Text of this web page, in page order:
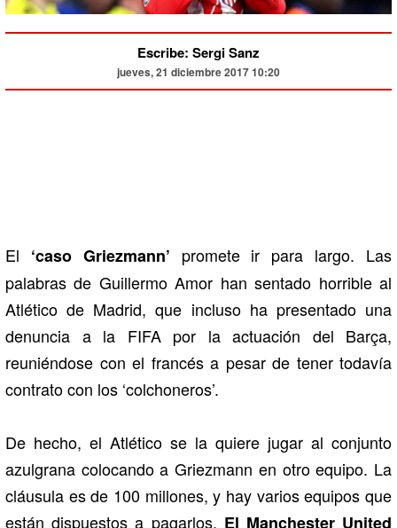
Escribe: Sergi Sanz
jueves, 21 diciembre 2017 10:20
El ‘caso Griezmann’ promete ir para largo. Las
palabras de Guillermo Amor han sentado horrible al
Atlético de Madrid, que incluso ha presentado una
denuncia a la FIFA por la actuación del Barça,
reuniéndose con el francés a pesar de tener todavía
contrato con los ‘colchoneros’.
De hecho, el Atlético se la quiere jugar al conjunto
azulgrana colocando a Griezmann en otro equipo. La
cláusula es de 100 millones, y hay varios equipos que
están dispuestos a pagarlos. El Manchester United